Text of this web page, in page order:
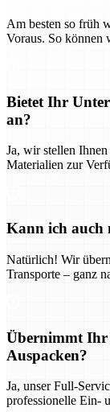
Am besten so früh
Voraus. So können
Bietet Ihr
an?
Ja, wir stellen
Materialien zur
Kann ich auch
Natürlich! Wir
Transporte – ganz
Übernimmt Ihr
Auspacken?
Ja, unser Full-
professionelle Ein-